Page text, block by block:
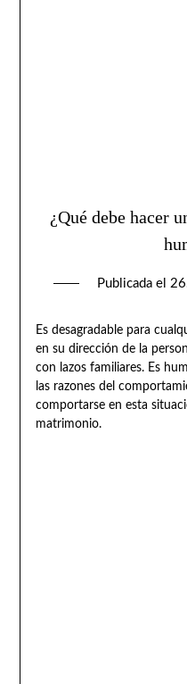
¿Qué debe hacer
Publicada el
Es desagradable para
en su dirección de la
con lazos familiares. Es
las razones del
comportarse en esta
matrimonio.